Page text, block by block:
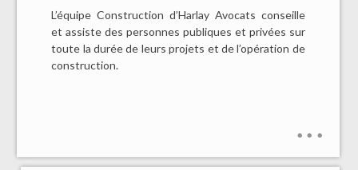
L’équipe Construction d’Harlay Avocats conseille
et assiste des personnes publiques et privées sur
toute la durée de leurs projets et de l’opération de
construction.